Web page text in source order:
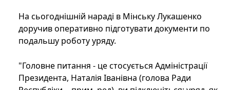
На сьогоднішній нараді в Мінську Лукашенко
доручив оперативно підготувати документи по
подальшу роботу уряду.
"Головне питання - це стосується Адміністрації
Президента, Наталія Іванівна (голова Ради